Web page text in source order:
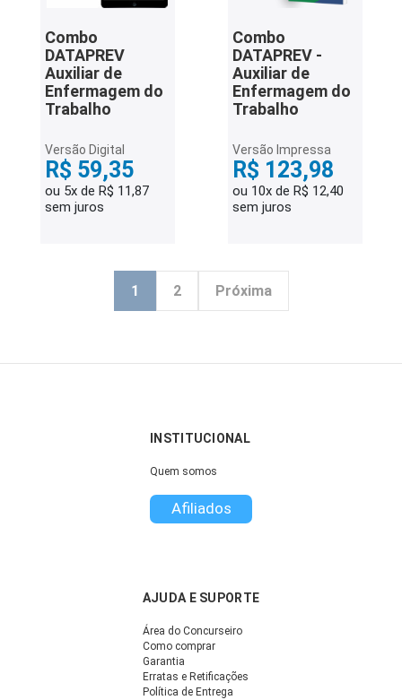
Combo
DATAPREV
Auxiliar de
Enfermagem do
Trabalho
Versão Digital
R$ 59,35
ou 5x de R$ 11,87
sem juros
Combo
DATAPREV -
Auxiliar de
Enfermagem do
Trabalho
Versão Impressa
R$ 123,98
ou 10x de R$ 12,40
sem juros
1 2 Próxima
INSTITUCIONAL
Quem somos
Afiliados
AJUDA E SUPORTE
Área do Concurseiro
Como comprar
Garantia
Erratas e Retificações
Política de Entrega